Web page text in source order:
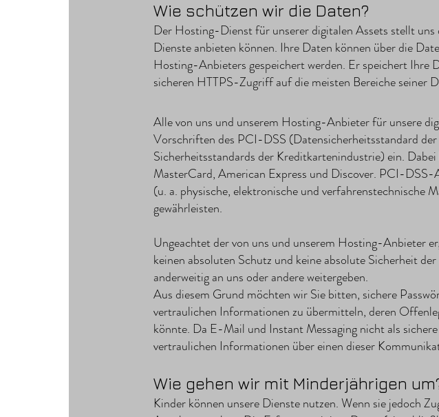
Wie schützen wir die Daten?
Der Hosting-Dienst für unserer digitalen Assets stellt
Dienste anbieten können. Ihre Daten können über die
Hosting-Anbieters gespeichert werden. Er speichert Ihre
sicheren HTTPS-Zugriff auf die meisten Bereiche seiner
Alle von uns und unserem Hosting-Anbieter für unsere
Vorschriften des PCI-DSS (Datensicherheitsstandard
Sicherheitsstandards der Kreditkartenindustrie) ein.
MasterCard, American Express und Discover. PCI-
(u. a. physische, elektronische und verfahrenstechnische
gewährleisten.
Ungeachtet der von uns und unserem Hosting-Anbieter
keinen absoluten Schutz und keine absolute Sicherheit
anderweitig an uns oder andere weitergeben.
Aus diesem Grund möchten wir Sie bitten, sichere
vertraulichen Informationen zu übermitteln, deren
könnte. Da E-Mail und Instant Messaging nicht als
vertraulichen Informationen über einen dieser
Wie gehen wir mit Minderjährigen
Kinder können unsere Dienste nutzen. Wenn sie jedoch